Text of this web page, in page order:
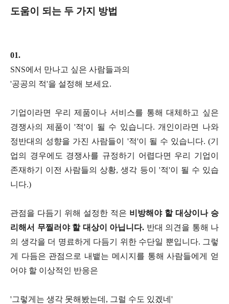
도움이 되는 두 가지 방법
01.
SNS에서 만나고 싶은 사람들과의
'공공의 적'을 설정해 보세요.
기업이라면 우리 제품이나 서비스를 통해 대체하고 싶은
경쟁사의 제품이 '적'이 될 수 있습니다. 개인이라면 나와
정반대의 성향을 가진 사람들이 '적'이 될 수 있습니다. (기
업의 경우에도 경쟁사를 규정하기 어렵다면 우리 기업이
존재하기 이전 사람들의 상황, 생각 등이 '적'이 될 수 있습
니다.)
관점을 다듬기 위해 설정한 적은 비방해야 할 대상이나 승
리해서 무찔러야 할 대상이 아닙니다. 반대 의견을 통해 나
의 생각을 더 명료하게 다듬기 위한 수단일 뿐입니다. 그렇
게 다듬은 관점으로 내뱉는 메시지를 통해 사람들에게 얻
어야 할 이상적인 반응은
'그렇게는 생각 못해봤는데, 그럴 수도 있겠네'